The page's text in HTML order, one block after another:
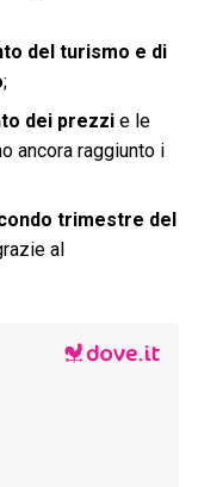
del turismo e di
;
dei prezzie le
ancora raggiunto i
trimestre del
al